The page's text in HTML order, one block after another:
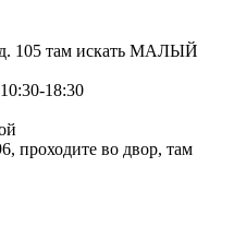
105 там искать МАЛЫЙ
18:30
проходите во двор, там